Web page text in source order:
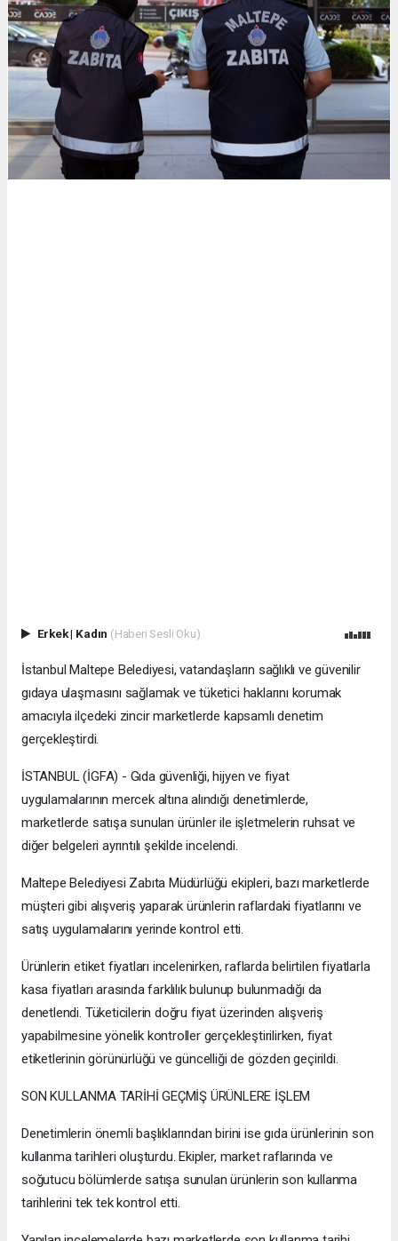
Erkek| Kadın (Haberi Sesli Oku)
İstanbul Maltepe Belediyesi, vatandaşların sağlıklı ve güvenilir
gıdaya ulaşmasını sağlamak ve tüketici haklarını korumak
amacıyla ilçedeki zincir marketlerde kapsamlı denetim
gerçekleştirdi.
İSTANBUL (İGFA) - Gıda güvenliği, hijyen ve fiyat
uygulamalarının mercek altına alındığı denetimlerde,
marketlerde satışa sunulan ürünler ile işletmelerin ruhsat ve
diğer belgeleri ayrıntılı şekilde incelendi.
Maltepe Belediyesi Zabıta Müdürlüğü ekipleri, bazı marketlerde
müşteri gibi alışveriş yaparak ürünlerin raflardaki fiyatlarını ve
satış uygulamalarını yerinde kontrol etti.
Ürünlerin etiket fiyatları incelenirken, raflarda belirtilen fiyatlarla
kasa fiyatları arasında farklılık bulunup bulunmadığı da
denetlendi. Tüketicilerin doğru fiyat üzerinden alışveriş
yapabilmesine yönelik kontroller gerçekleştirilirken, fiyat
etiketlerinin görünürlüğü ve güncelliği de gözden geçirildi.
SON KULLANMA TARİHİ GEÇMİŞ ÜRÜNLERE İŞLEM
Denetimlerin önemli başlıklarından birini ise gıda ürünlerinin son
kullanma tarihleri oluşturdu. Ekipler, market raflarında ve
soğutucu bölümlerde satışa sunulan ürünlerin son kullanma
tarihlerini tek tek kontrol etti.